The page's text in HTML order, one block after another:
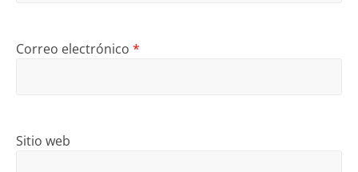
Correo electrónico *
Sitio web